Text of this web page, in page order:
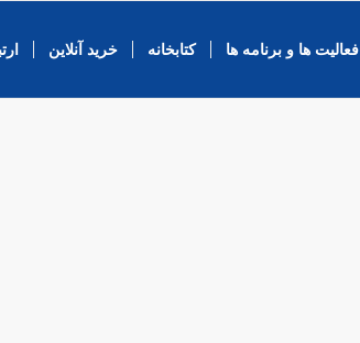
فعالیت ها و برنامه ها کتابخانه خرید آنلاین